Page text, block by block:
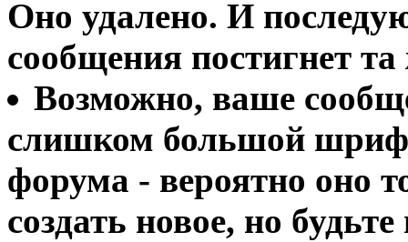
Оно удалено. И
сообщения постигнет
Возможно, ваше
слишком большой
форума - вероятно оно
создать новое, но